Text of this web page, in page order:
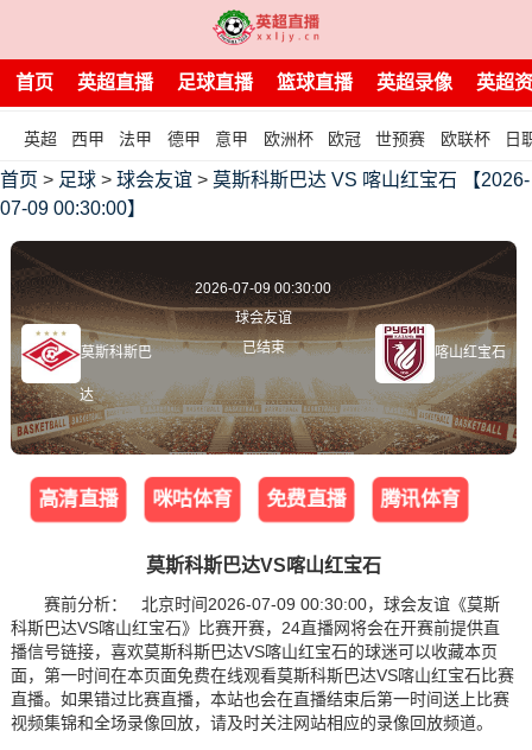
首页 英超直播 足球直播 篮球直播 英超录像 英超
英超 西甲 法甲 德甲 意甲 欧洲杯 欧冠 世预赛 欧联杯 日
首页 > 足球 > 球会友谊 > 莫斯科斯巴达 VS 喀山红宝石 【2026-
07-09 00:30:00】
莫斯科斯巴
达
2026-07-09 00:30:00
球会友谊
已结束
喀山红宝石
高清直播 咪咕体育 免费直播 腾讯体育
莫斯科斯巴达VS喀山红宝石
赛前分析： 北京时间2026-07-09 00:30:00，球会友谊《莫斯
科斯巴达VS喀山红宝石》比赛开赛，24直播网将会在开赛前提供直
播信号链接，喜欢莫斯科斯巴达VS喀山红宝石的球迷可以收藏本页
面，第一时间在本页面免费在线观看莫斯科斯巴达VS喀山红宝石比赛
直播。如果错过比赛直播，本站也会在直播结束后第一时间送上比赛
视频集锦和全场录像回放，请及时关注网站相应的录像回放频道。